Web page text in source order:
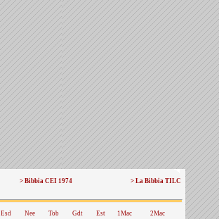
> Bibbia CEI 1974 > La Bibbia TILC
Esd Nee Tob Gdt Est 1Mac
2Mac